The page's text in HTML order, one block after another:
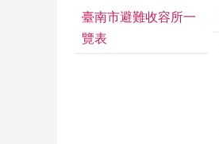
臺南市避難收容所一
覽表